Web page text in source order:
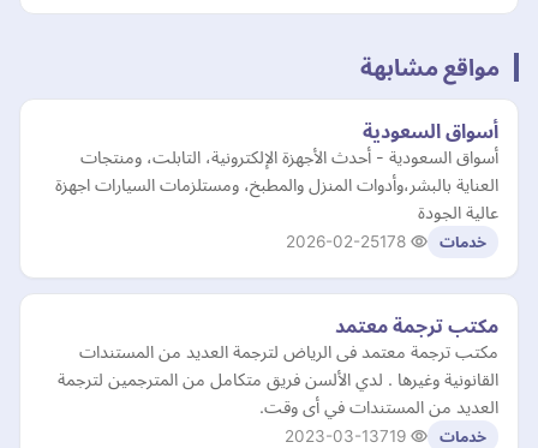
مواقع مشابهة
أسواق السعودية
أسواق السعودية - أحدث الأجهزة الإلكترونية، التابلت، ومنتجات
العناية بالبشر،وأدوات المنزل والمطبخ، ومستلزمات السيارات اجهزة
عالية الجودة
خدمات 2026-02-25
مكتب ترجمة معتمد
مكتب ترجمة معتمد فى الرياض لترجمة العديد من المستندات
القانونية وغيرها . لدي الألسن فريق متكامل من المترجمين لترجمة
العديد من المستندات في أى وقت.
خدمات 2023-03-13